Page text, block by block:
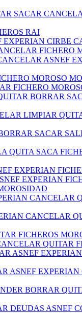
SACAR
RAI
CIRBE
FICHERO
ASNEF
MOROSO
FICHERO
BORRAR
LIMPIAR
SACAR
QUITA SACA
EXPERIAN
EXPERIAN
CANCELAR
CANCELAR
FICHEROS
QUITAR
ASNEF
ASNEF
BORRAR
DEUDAS ASNEF